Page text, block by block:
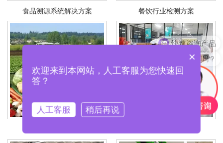
食品溯源系统解决方案 餐饮行业检测方案
快速咨询产品
产品含税包邮吗？
×
欢迎来到本网站，人工客服为您快速回
答？
人工客服 稍后再说